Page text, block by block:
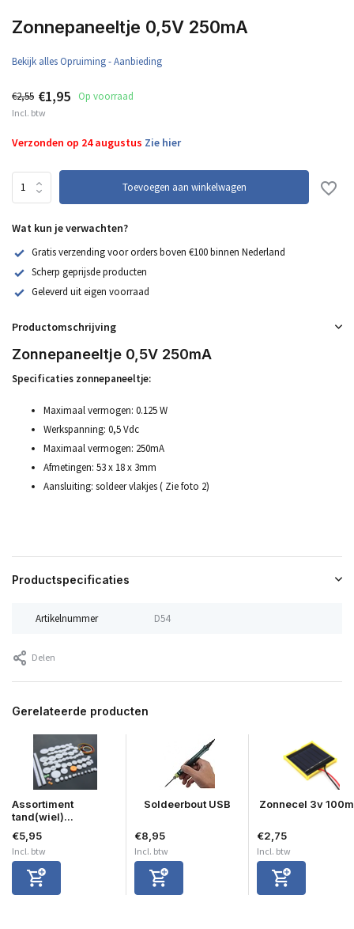
Zonnepaneeltje 0,5V 250mA
Bekijk alles Opruiming - Aanbieding
€2,55 €1,95 Op voorraad
Incl. btw
Verzonden op 24 augustus Zie hier
Toevoegen aan winkelwagen
Wat kun je verwachten?
Gratis verzending voor orders boven €100 binnen Nederland
Scherp geprijsde producten
Geleverd uit eigen voorraad
Productomschrijving
Zonnepaneeltje 0,5V 250mA
Specificaties zonnepaneeltje:
Maximaal vermogen: 0.125 W
Werkspanning: 0,5 Vdc
Maximaal vermogen: 250mA
Afmetingen: 53 x 18 x 3mm
Aansluiting: soldeer vlakjes ( Zie foto 2)
Productspecificaties
Artikelnummer D54
Delen
Gerelateerde producten
Assortiment
tand(wiel)...
€5,95
Incl. btw
Soldeerbout USB
€8,95
Incl. btw
Zonnecel 3v
€2,75
Incl. btw